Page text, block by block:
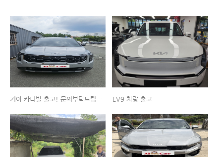
기아 카니발 출고! 문의부탁드립니다! EV9 차량 출고